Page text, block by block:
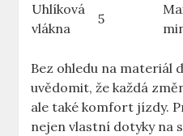
Uhlíková⁢
vlákna
5
Bez⁢ ohledu na materiál
uvědomit,⁣ že každá
ale také komfort‍ jízdy.
nejen vlastní‍ dotyky na